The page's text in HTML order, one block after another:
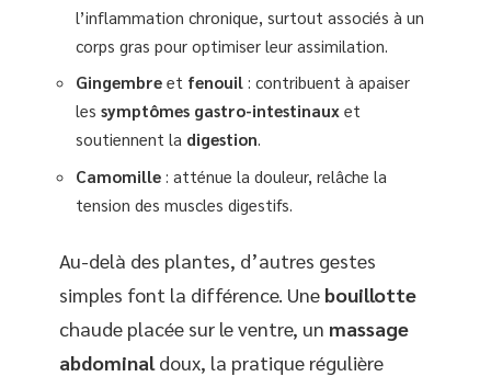
l’inflammation chronique, surtout associés à un
corps gras pour optimiser leur assimilation.
Gingembre et fenouil : contribuent à apaiser
les symptômes gastro-intestinaux et
soutiennent la digestion.
Camomille : atténue la douleur, relâche la
tension des muscles digestifs.
Au-delà des plantes, d’autres gestes
simples font la différence. Une bouillotte
chaude placée sur le ventre, un massage
abdominaldoux, la pratique régulière